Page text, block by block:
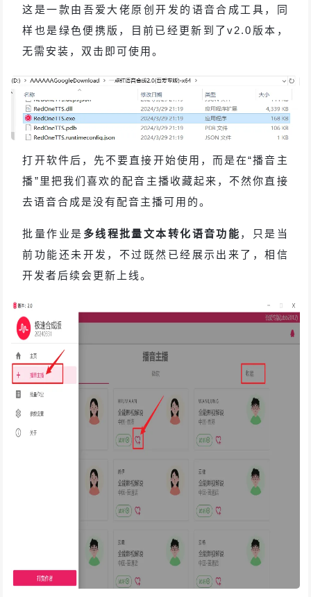
这是一款由吾爱大佬原创开发的语音合成工具，同
样也是绿色便携版，目前已经更新到了v2.0版本，
无需安装，双击即可使用。
打开软件后，先不要直接开始使用，而是在“播音主
播”里把我们喜欢的配音主播收藏起来，不然你直接
去语音合成是没有配音主播可用的。
批量作业是 多线程批量文本转化语音功能 ，只是当
前功能还未开发，不过既然已经展示出来了，相信
开发者后续会更新上线。